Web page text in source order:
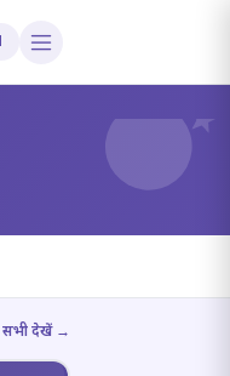
?
सभी देखें →